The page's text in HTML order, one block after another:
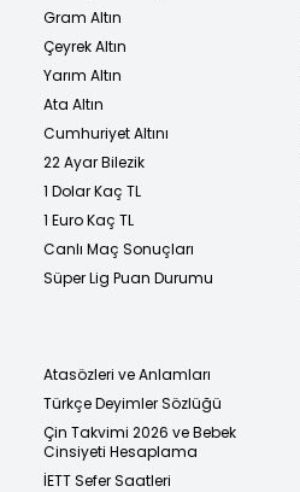
Gram Altın
Çeyrek Altın
Yarım Altın
Ata Altın
Cumhuriyet Altını
22 Ayar Bilezik
1 Dolar Kaç TL
1 Euro Kaç TL
Canlı Maç Sonuçları
Süper Lig Puan Durumu
Atasözleri ve Anlamları
Türkçe Deyimler Sözlüğü
Çin Takvimi 2026 ve Bebek
Cinsiyeti Hesaplama
İETT Sefer Saatleri